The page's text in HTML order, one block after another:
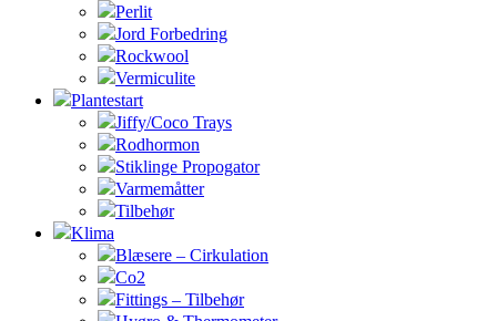
Perlit
Jord Forbedring
Rockwool
Vermiculite
Plantestart
Jiffy/Coco Trays
Rodhormon
Stiklinge Propogator
Varmemåtter
Tilbehør
Klima
Blæsere – Cirkulation
Co2
Fittings – Tilbehør